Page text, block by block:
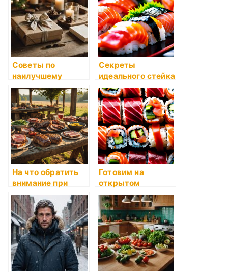
Советы по
наилучшему
использованию
грижных стейков
Секреты
идеального стейка
На что обратить
внимание при
приготовлении
мяса
Готовим на
открытом
воздухе: советы